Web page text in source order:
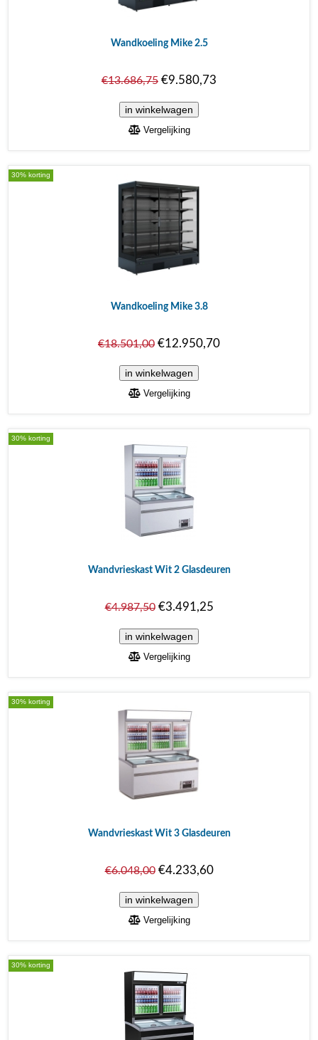
Wandkoeling Mike 2.5
€13.686,75 €9.580,73
Vergelijking
30% korting
Wandkoeling Mike 3.8
€18.501,00 €12.950,70
Vergelijking
30% korting
Wandvrieskast Wit 2 Glasdeuren
€4.987,50€3.491,25
Vergelijking
30% korting
Wandvrieskast Wit 3 Glasdeuren
€6.048,00€4.233,60
Vergelijking
30% korting